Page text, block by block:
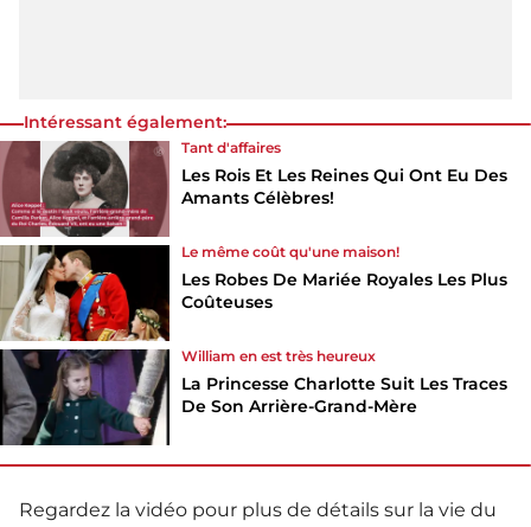
Intéressant également:
Tant d'affaires
Les Rois Et Les Reines Qui Ont Eu Des
Amants Célèbres!
Le même coût qu'une maison!
Les Robes De Mariée Royales Les Plus
Coûteuses
William en est très heureux
La Princesse Charlotte Suit Les Traces
De Son Arrière-Grand-Mère
Regardez la vidéo pour plus de détails sur la vie du